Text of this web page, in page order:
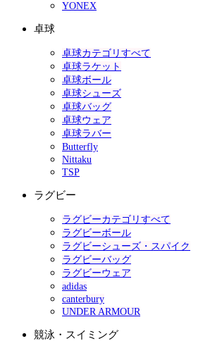
YONEX
卓球
卓球カテゴリすべて
卓球ラケット
卓球ボール
卓球シューズ
卓球バッグ
卓球ウェア
卓球ラバー
Butterfly
Nittaku
TSP
ラグビー
ラグビーカテゴリすべて
ラグビーボール
ラグビーシューズ・スパイク
ラグビーバッグ
ラグビーウェア
adidas
canterbury
UNDER ARMOUR
競泳・スイミング